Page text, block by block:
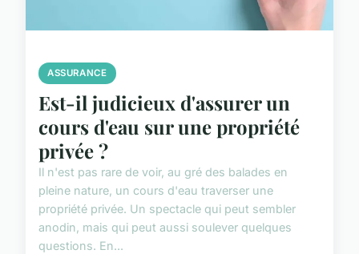
ASSURANCE
Est-il judicieux d'assurer un
cours d'eau sur une propriété
privée ?
Il n'est pas rare de voir, au gré des balades en
pleine nature, un cours d'eau traverser une
propriété privée. Un spectacle qui peut sembler
anodin, mais qui peut aussi soulever quelques
questions. En...